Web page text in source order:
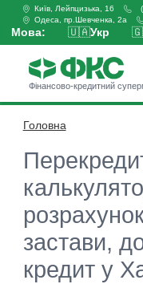
Київ, Лейпцизька, 16
Одеса, пр.Шевченка, 2а
Мова: 🇺🇦Укр
Фінансово-кредитний
Головна
застави,
кредит у